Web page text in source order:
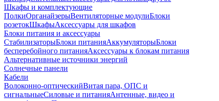
Шкафы и комплектующие
ПолкиОрганайзерыВентиляторные модулиБлоки
розетокШкафыАксессуары для шкафов
Блоки питания и аксессуары
СтабилизаторыБлоки питанияАккумуляторыБлоки
бесперебойного питанияАксессуары к блокам питания
Альтернативные источники энергий
Солнечные панели
Кабели
Волоконно-оптическийВитая пара, ОПС и
сигнальныеСиловые и питанияАнтенные, видео и